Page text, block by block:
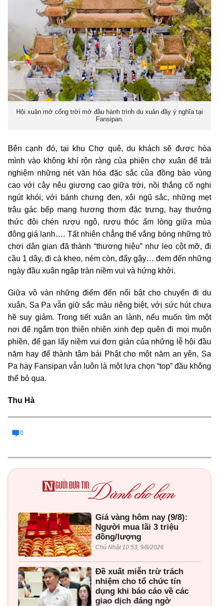
Hội xuân mở cổng trời mở đầu hành trình du xuân đầy ý nghĩa tại
Fansipan.
Bên cạnh đó, tại khu Chợ quê, du khách sẽ được hòa
mình vào không khí rộn ràng của phiên chợ xuân để trải
nghiệm những nét văn hóa đặc sắc của đồng bào vùng
cao với cây nêu giương cao giữa trời, nồi thắng cố nghi
ngút khói, với bánh chưng đen, xôi ngũ sắc, những mẹt
trâu gác bếp mang hương thơm đặc trưng, hay thưởng
thức đôi chén rượu ngô, rượu thóc ấm lòng giữa mùa
đông giá lạnh…. Tất nhiên chẳng thể vắng bóng những trò
chơi dân gian đã thành “thương hiệu” như leo cột mỡ, đi
cầu 1 dây, đi cà kheo, ném còn, đẩy gậy… đem đến những
ngày đầu xuân ngập tràn niềm vui và hứng khởi.
Giữa vô vàn những điểm đến nổi bật cho chuyến đi du
xuân, Sa Pa vẫn giữ sắc màu riêng biệt, với sức hút chưa
hề suy giảm. Trong tiết xuân an lành, nếu muốn tìm một
nơi để ngắm trọn thiên nhiên xinh đẹp quên đi mọi muộn
phiền, để gạn lấy niềm vui đơn giản của những lễ hội đầu
năm hay để thành tâm bái Phật cho một năm an yên, Sa
Pa hay Fansipan vẫn luôn là một lựa chọn “top” đầu không
thể bỏ qua.
Thu Hà
0
Giá vàng hôm nay (9/8):
Người mua lãi 3 triệu
đồng/lượng
Chủ Nhật 10:53, 9/8/2026
Đề xuất miễn trừ trách
nhiệm cho tổ chức tín
dụng khi báo cáo về các
giao dịch đáng ngờ